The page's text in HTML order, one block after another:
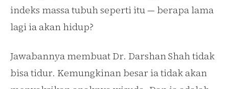
indeks massa tubuh seperti itu — berapa lama
lagi ia akan hidup?
Jawabannya membuat Dr. Darshan Shah tidak
bisa tidur. Kemungkinan besar ia tidak akan